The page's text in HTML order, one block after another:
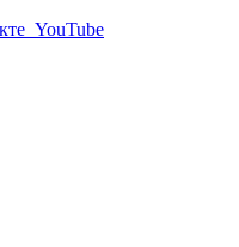
YouTube